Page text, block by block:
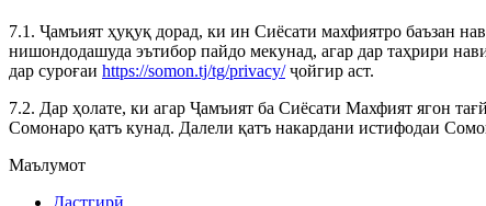
7.1. Ҷамъият ҳуқуқ дорад, ки ин Сиёсати махфиятро баъзан
нишондодашуда эътибор пайдо мекунад, агар дар таҳрири
дар суроғаи https://somon.tj/tg/privacy/ҷойгир аст.
7.2. Дар ҳолате, ки агар Ҷамъият ба Сиёсати Махфият ягон
Сомонаро қатъ кунад. Далели қатъ накардани истифодаи
Маълумот
Дастгирӣ